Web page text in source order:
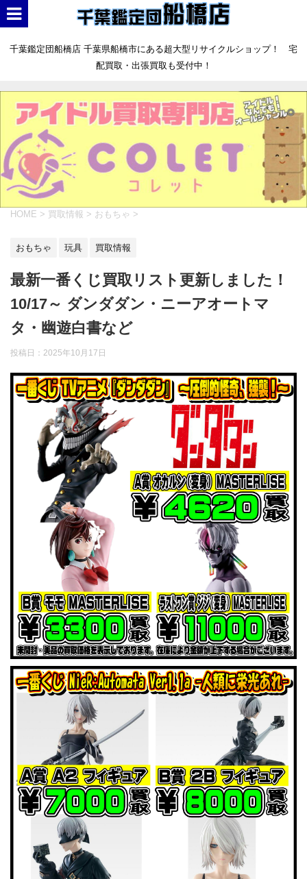
千葉鑑定団船橋店 千葉県船橋市にある超大型リサイクルショップ！ 宅
配買取・出張買取も受付中！
HOME > 買取情報 > おもちゃ >
おもちゃ 玩具 買取情報
最新一番くじ買取リスト更新しました！
10/17～ ダンダダン・ニーアオートマ
タ・幽遊白書など
投稿日： 2025年10月17日